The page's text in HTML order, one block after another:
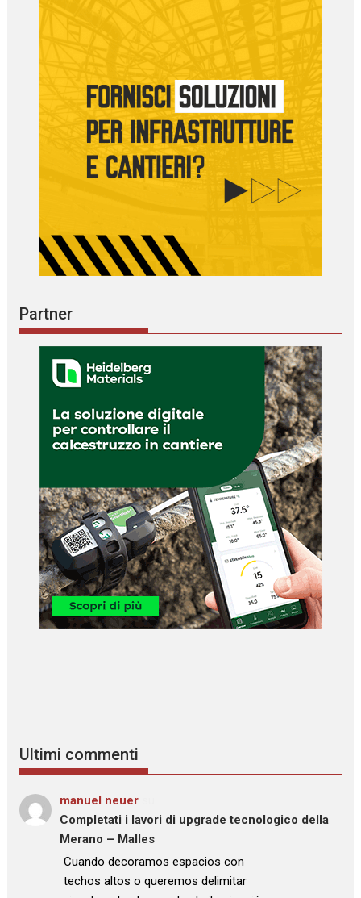
Partner
Ultimi commenti
manuel neuer
Completati i lavori di upgrade tecnologico della
Merano – Malles
: “
Cuando decoramos espacios con
techos altos o queremos delimitar